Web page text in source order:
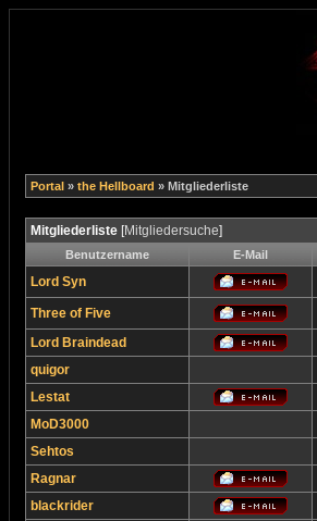
Portal» the Hellboard » Mitgliederliste
Mitgliederliste[Mitgliedersuche]
Benutzername E-Mail
Lord Syn
Three of Five
Lord Braindead
quigor
Lestat
MoD3000
Sehtos
Ragnar
blackrider